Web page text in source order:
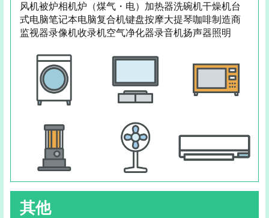
风机被炉相机炉（煤气・电）加热器洗碗机干燥机台
式电脑笔记本电脑复合机键盘按摩大提琴咖啡制造商
监视器录像机收录机空气净化器录音机扬声器照明
其他